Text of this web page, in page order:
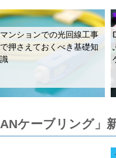
マンションでの光回線工事
で押さえておくべき基礎知
識
ケーブリング」